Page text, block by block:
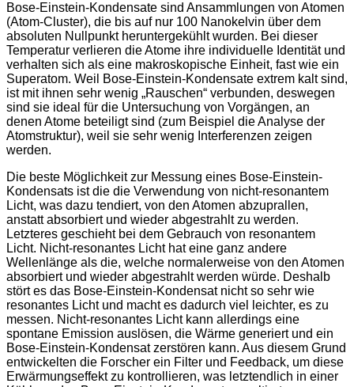
Bose-Einstein-Kondensate sind Ansammlungen von Atomen
(Atom-Cluster), die bis auf nur 100 Nanokelvin über dem
absoluten Nullpunkt heruntergekühlt wurden. Bei dieser
Temperatur verlieren die Atome ihre individuelle Identität und
verhalten sich als eine makroskopische Einheit, fast wie ein
Superatom. Weil Bose-Einstein-Kondensate extrem kalt sind,
ist mit ihnen sehr wenig „Rauschen“ verbunden, deswegen
sind sie ideal für die Untersuchung von Vorgängen, an
denen Atome beteiligt sind (zum Beispiel die Analyse der
Atomstruktur), weil sie sehr wenig Interferenzen zeigen
werden.
Die beste Möglichkeit zur Messung eines Bose-Einstein-
Kondensats ist die die Verwendung von nicht-resonantem
Licht, was dazu tendiert, von den Atomen abzuprallen,
anstatt absorbiert und wieder abgestrahlt zu werden.
Letzteres geschieht bei dem Gebrauch von resonantem
Licht. Nicht-resonantes Licht hat eine ganz andere
Wellenlänge als die, welche normalerweise von den Atomen
absorbiert und wieder abgestrahlt werden würde. Deshalb
stört es das Bose-Einstein-Kondensat nicht so sehr wie
resonantes Licht und macht es dadurch viel leichter, es zu
messen. Nicht-resonantes Licht kann allerdings eine
spontane Emission auslösen, die Wärme generiert und ein
Bose-Einstein-Kondensat zerstören kann. Aus diesem Grund
entwickelten die Forscher ein Filter und Feedback, um diese
Erwärmungseffekt zu kontrollieren, was letztendlich in einer